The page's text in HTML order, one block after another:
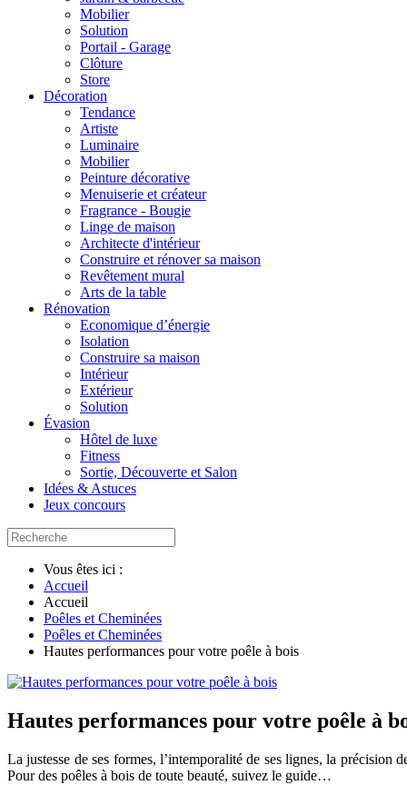
Mobilier
Solution
Portail - Garage
Clôture
Store
Décoration
Tendance
Artiste
Luminaire
Mobilier
Peinture décorative
Menuiserie et créateur
Fragrance - Bougie
Linge de maison
Architecte d'intérieur
Construire et rénover sa maison
Revêtement mural
Arts de la table
Rénovation
Economique d’énergie
Isolation
Construire sa maison
Intérieur
Extérieur
Solution
Évasion
Hôtel de luxe
Fitness
Sortie, Découverte et Salon
Idées & Astuces
Jeux concours
Vous êtes ici :
Accueil
Accueil
Poêles et Cheminées
Poêles et Cheminées
Hautes performances pour votre poêle à bois
Hautes performances pour votre poêle à
La justesse de ses formes, l’intemporalité de ses lignes, la précision
Pour des poêles à bois de toute beauté, suivez le guide…